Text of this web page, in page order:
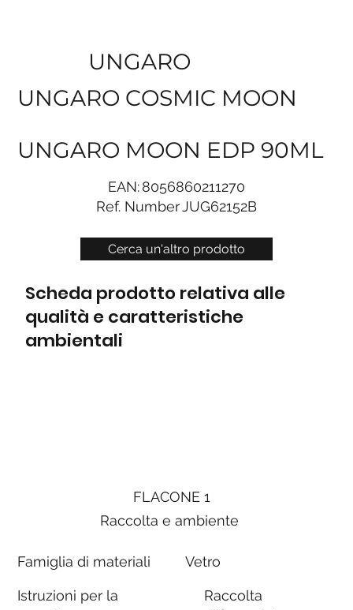
Cerca un'altro prodotto
UNGARO
UNGARO COSMIC MOON
UNGARO MOON EDP 90ML
EAN:8056860211270
Ref. NumberJUG62152B
Scheda prodotto relativa alle
qualità e caratteristiche
ambientali
FLACONE 1
Raccolta e ambiente
Famiglia di materiali
Istruzioni per la
Vetro
Raccolta